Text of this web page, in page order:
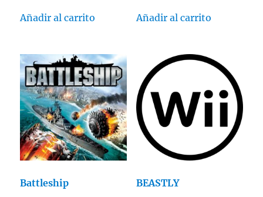
Añadir al carrito Añadir al carrito
Battleship BEASTLY